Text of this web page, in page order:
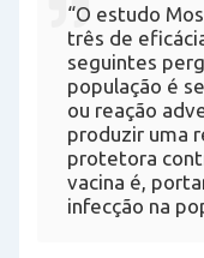
“O estudo
três de
seguintes
população é
ou reação
produzir uma
protetora
vacina é,
infecção na